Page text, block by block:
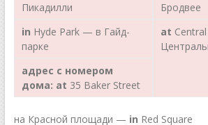
Пикадилли
Бродвее
in Hyde Park — в Гайд-
парке
at
адрес с номером
дома: at 35 Baker Street
на Красной площади — in Red Square